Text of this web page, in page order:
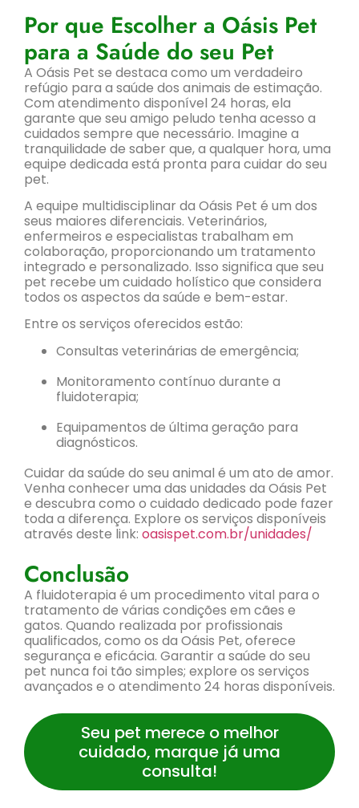
Por que Escolher a Oásis Pet
para a Saúde do seu Pet
A Oásis Pet se destaca como um verdadeiro
refúgio para a saúde dos animais de estimação.
Com atendimento disponível 24 horas, ela
garante que seu amigo peludo tenha acesso a
cuidados sempre que necessário. Imagine a
tranquilidade de saber que, a qualquer hora, uma
equipe dedicada está pronta para cuidar do seu
pet.
A equipe multidisciplinar da Oásis Pet é um dos
seus maiores diferenciais. Veterinários,
enfermeiros e especialistas trabalham em
colaboração, proporcionando um tratamento
integrado e personalizado. Isso significa que seu
pet recebe um cuidado holístico que considera
todos os aspectos da saúde e bem-estar.
Entre os serviços oferecidos estão:
Consultas veterinárias de emergência;
Monitoramento contínuo durante a
fluidoterapia;
Equipamentos de última geração para
diagnósticos.
Cuidar da saúde do seu animal é um ato de amor.
Venha conhecer uma das unidades da Oásis Pet
e descubra como o cuidado dedicado pode fazer
toda a diferença. Explore os serviços disponíveis
através deste link: oasispet.com.br/unidades/
Conclusão
A fluidoterapia é um procedimento vital para o
tratamento de várias condições em cães e
gatos. Quando realizada por profissionais
qualificados, como os da Oásis Pet, oferece
segurança e eficácia. Garantir a saúde do seu
pet nunca foi tão simples; explore os serviços
avançados e o atendimento 24 horas disponíveis.
Seu pet merece o melhor
cuidado, marque já uma
consulta!